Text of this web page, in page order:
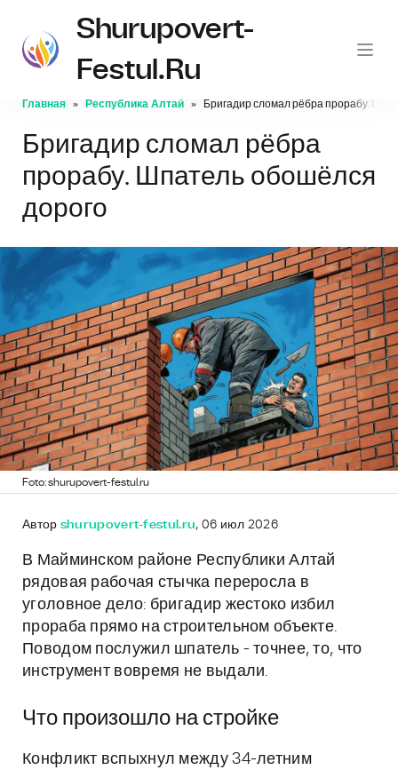
Shurupovert-
Festul.ru
Главная Республика Алтай Бригадир сломал рёбра прорабу.
Бригадир сломал рёбра
прорабу. Шпатель обошёлся
дорого
Foto: shurupovert-festul.ru
Автор shurupovert-festul.ru, 06 июл 2026
В Майминском районе Республики Алтай
рядовая рабочая стычка переросла в
уголовное дело: бригадир жестоко избил
прораба прямо на строительном объекте.
Поводом послужил шпатель - точнее, то, что
инструмент вовремя не выдали.
Что произошло на стройке
Конфликт вспыхнул между 34-летним